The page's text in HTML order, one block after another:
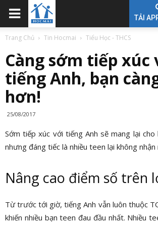
TẢI
Trang Chủ Tin Hocmai Tiểu Học - THCS
Càng sớm tiếp xúc
tiếng Anh, bạn
hơn!
25/08/2017
Sớm tiếp xúc với tiếng Anh sẽ mang lại cho
nhưng đáng tiếc là nhiều teen lại không nhận
Nâng cao điểm số trên
Từ trước tới giờ, tiếng Anh vẫn luôn thuộc
khiến nhiều bạn teen đau đầu nhất. Nhiều